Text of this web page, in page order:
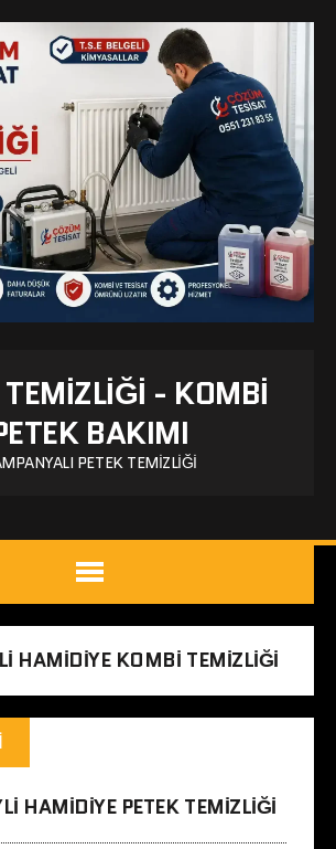
TEMIZLIĞI - KOMBI
BAKIMI
PETEK TEMIZLIĞI
HAMIDIYE KOMBI TEMIZLIĞI
HAMIDIYE PETEK TEMIZLIĞI